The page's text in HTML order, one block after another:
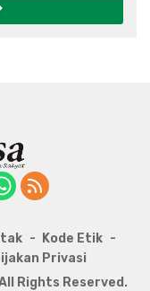
Kode Etik
Privasi
Rights Reserved.